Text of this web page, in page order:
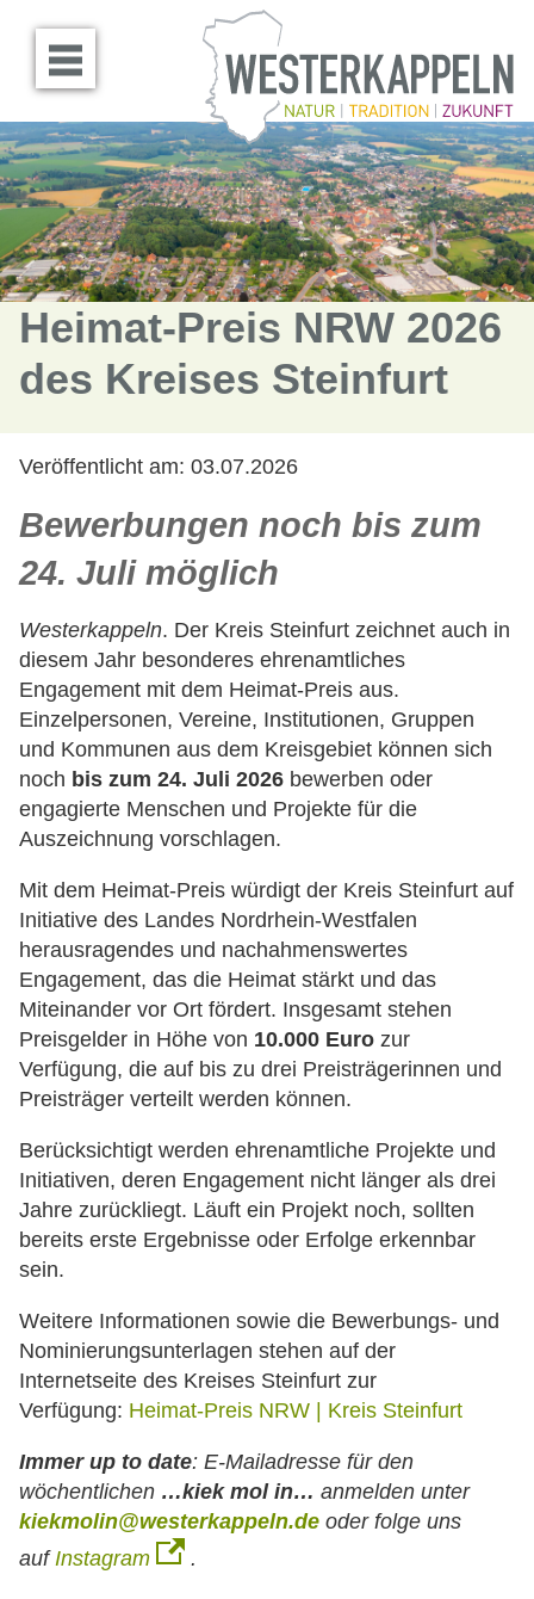
Menü öffnen
Heimat-Preis NRW 2026
des Kreises Steinfurt
Veröffentlicht am: 03.07.2026
Bewerbungen noch bis zum
24. Juli möglich
Westerkappeln. Der Kreis Steinfurt zeichnet auch in
diesem Jahr besonderes ehrenamtliches
Engagement mit dem Heimat-Preis aus.
Einzelpersonen, Vereine, Institutionen, Gruppen
und Kommunen aus dem Kreisgebiet können sich
noch bis zum 24. Juli 2026 bewerben oder
engagierte Menschen und Projekte für die
Auszeichnung vorschlagen.
Mit dem Heimat-Preis würdigt der Kreis Steinfurt auf
Initiative des Landes Nordrhein-Westfalen
herausragendes und nachahmenswertes
Engagement, das die Heimat stärkt und das
Miteinander vor Ort fördert. Insgesamt stehen
Preisgelder in Höhe von 10.000 Euro zur
Verfügung, die auf bis zu drei Preisträgerinnen und
Preisträger verteilt werden können.
Berücksichtigt werden ehrenamtliche Projekte und
Initiativen, deren Engagement nicht länger als drei
Jahre zurückliegt. Läuft ein Projekt noch, sollten
bereits erste Ergebnisse oder Erfolge erkennbar
sein.
Weitere Informationen sowie die Bewerbungs- und
Nominierungsunterlagen stehen auf der
Internetseite des Kreises Steinfurt zur
Verfügung: Heimat-Preis NRW | Kreis Steinfurt
Immer up to date: E-Mailadresse für den
wöchentlichen …kiek mol in… anmelden unter
kiekmolin@westerkappeln.de oder folge uns
aufInstagram .